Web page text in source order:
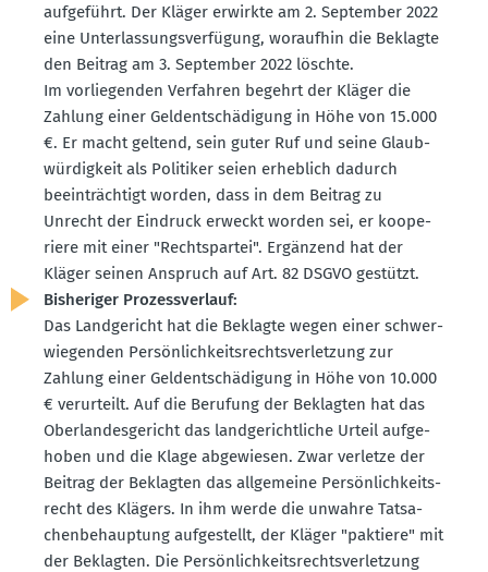
aufge­führt. Der Kläger erwirkte am 2. September 2022
eine Unter­las­sungs­ver­fügung, woraufhin die Beklagte
den Beitrag am 3. September 2022 löschte.
Im vorlie­genden Verfahren begehrt der Kläger die
Zahlung einer Geldent­schä­digung in Höhe von 15.000
€. Er macht geltend, sein guter Ruf und seine Glaub­
wür­digkeit als Politiker seien erheblich dadurch
beein­trächtigt worden, dass in dem Beitrag zu
Unrecht der Eindruck erweckt worden sei, er koope­
riere mit einer "Rechts­partei". Ergänzend hat der
Kläger seinen Anspruch auf Art. 82 DSGVO gestützt.
Bishe­riger Prozess­verlauf:
Das Landge­richt hat die Beklagte wegen einer schwer­
wie­genden Persön­lich­keits­rechts­ver­letzung zur
Zahlung einer Geldent­schä­digung in Höhe von 10.000
€ verur­teilt. Auf die Berufung der Beklagten hat das
Oberlan­des­ge­richt das landge­richt­liche Urteil aufge­
hoben und die Klage abgewiesen. Zwar verletze der
Beitrag der Beklagten das allge­meine Persön­lich­keits­
recht des Klägers. In ihm werde die unwahre Tatsa­
chen­be­hauptung aufge­stellt, der Kläger "paktiere" mit
der Beklagten. Die Persön­lich­keits­rechts­ver­letzung